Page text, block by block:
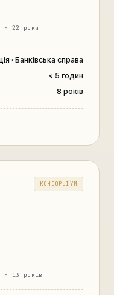
· 22 роки
· Банківська справа
< 5 годин
8 років
КОНСОРЦІУМ
· 13 років